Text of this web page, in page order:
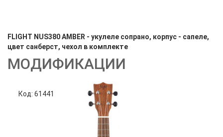
FLIGHT NUS380 AMBER - укулеле сопрано, корпус - сапеле,
цвет санберст, чехол в комплекте
МОДИФИКАЦИИ
Код: 61441